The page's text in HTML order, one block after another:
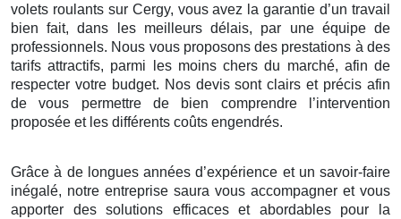
volets roulants sur Cergy, vous avez la garantie d’un travail
bien fait, dans les meilleurs délais, par une équipe de
professionnels. Nous vous proposons des prestations à des
tarifs attractifs, parmi les moins chers du marché, afin de
respecter votre budget. Nos devis sont clairs et précis afin
de vous permettre de bien comprendre l’intervention
proposée et les différents coûts engendrés.
Grâce à de longues années d’expérience et un savoir-faire
inégalé, notre entreprise saura vous accompagner et vous
apporter des solutions efficaces et abordables pour la